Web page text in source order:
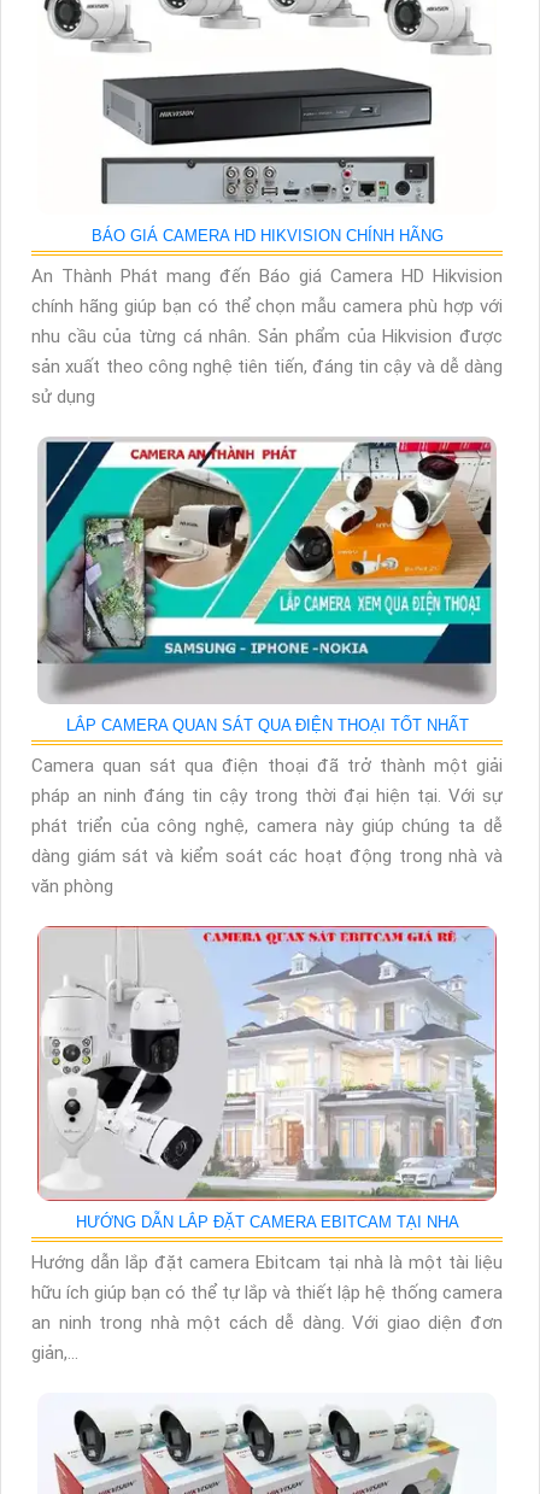
BÁO GIÁ CAMERA HD HIKVISION CHÍNH HÃNG
An Thành Phát mang đến Báo giá Camera HD Hikvision
chính hãng giúp bạn có thể chọn mẫu camera phù hợp với
nhu cầu của từng cá nhân. Sản phẩm của Hikvision được
sản xuất theo công nghệ tiên tiến, đáng tin cậy và dễ dàng
sử dụng
LẮP CAMERA QUAN SÁT QUA ĐIỆN THOẠI TỐT NHẤT
Camera quan sát qua điện thoại đã trở thành một giải
pháp an ninh đáng tin cậy trong thời đại hiện tại. Với sự
phát triển của công nghệ, camera này giúp chúng ta dễ
dàng giám sát và kiểm soát các hoạt động trong nhà và
văn phòng
HƯỚNG DẪN LẮP ĐẶT CAMERA EBITCAM TẠI NHA
Hướng dẫn lắp đặt camera Ebitcam tại nhà là một tài liệu
hữu ích giúp bạn có thể tự lắp và thiết lập hệ thống camera
an ninh trong nhà một cách dễ dàng. Với giao diện đơn
giản,...